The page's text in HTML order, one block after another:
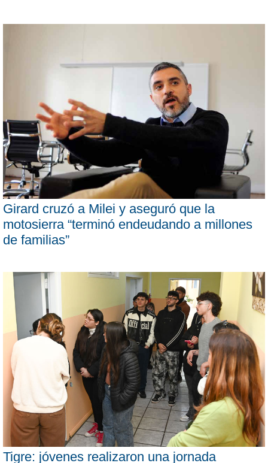
Girard cruzó a Milei y aseguró que la
motosierra “terminó endeudando a millones
de familias”
Tigre: jóvenes realizaron una jornada